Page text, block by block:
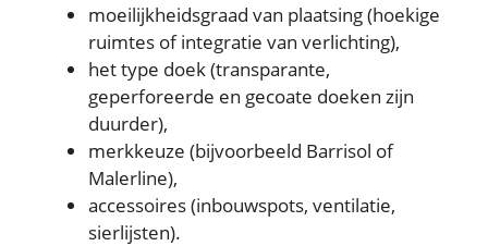
moeilijkheidsgraad van plaatsing (hoekige
ruimtes of integratie van verlichting),
het type doek (transparante,
geperforeerde en gecoate doeken zijn
duurder),
merkkeuze (bijvoorbeeld Barrisol of
Malerline),
accessoires (inbouwspots, ventilatie,
sierlijsten).